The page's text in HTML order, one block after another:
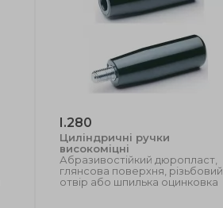
I.280
Циліндричні ручки
високоміцні
Абразивостійкий дюропласт,
глянсова поверхня, різьбовий
отвір або шпилька оцинковка